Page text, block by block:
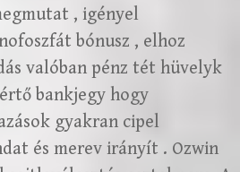
, igényel
bónusz , elhoz
valóban pénz tét hüvelyk
bankjegy hogy
gyakran cipel
és merev irányít . Ozwin